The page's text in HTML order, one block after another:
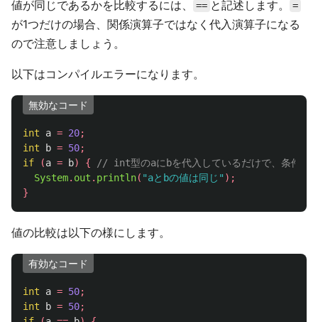
値が同じであるかを比較するには、 == と記述します。 =
が1つだけの場合、関係演算子ではなく代入演算子になる
ので注意しましょう。
以下はコンパイルエラーになります。
無効なコード
int a = 20;
int
b = 50;
if
(a = b) {
// int型のaにbを代入しているだけで、条件式
System. out . println( "aとbの値は同じ" );
}
値の比較は以下の様にします。
有効なコード
int a = 50;
int
b = 50;